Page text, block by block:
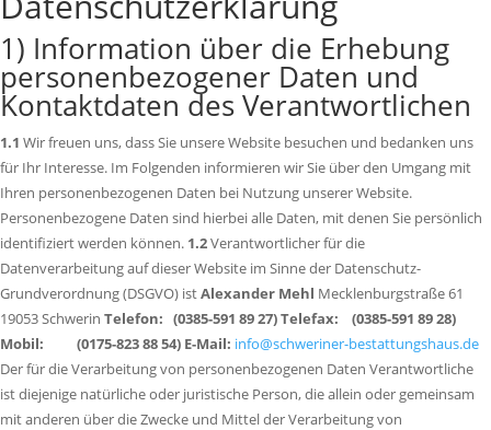
1) Information über die Erhebung
personenbezogener Daten und
Kontaktdaten des Verantwortlichen
1.1 Wir freuen uns, dass Sie unsere Website besuchen und bedanken uns
für Ihr Interesse. Im Folgenden informieren wir Sie über den Umgang mit
Ihren personenbezogenen Daten bei Nutzung unserer Website.
Personenbezogene Daten sind hierbei alle Daten, mit denen Sie persönlich
identifiziert werden können. 1.2Verantwortlicher für die
Datenverarbeitung auf dieser Website im Sinne der Datenschutz-
Grundverordnung (DSGVO) istAlexander Mehl Mecklenburgstraße 61
19053 Schwerin Telefon: (0385-591 89 27)Telefax: (0385-591 89 28)
Mobil: (0175-823 88 54) E-Mail: info@schweriner-bestattungshaus.de
Der für die Verarbeitung von personenbezogenen Daten Verantwortliche
ist diejenige natürliche oder juristische Person, die allein oder gemeinsam
mit anderen über die Zwecke und Mittel der Verarbeitung von